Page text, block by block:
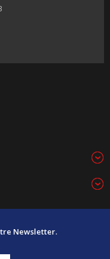
Newsletter.